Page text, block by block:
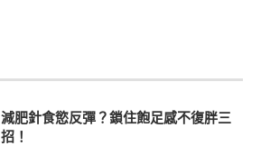
減肥針食慾反彈？鎖住飽足感不復胖三
招！